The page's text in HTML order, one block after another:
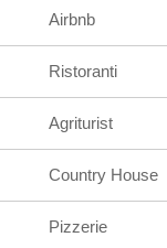
Airbnb
Ristoranti
Agriturist
Country House
Pizzerie